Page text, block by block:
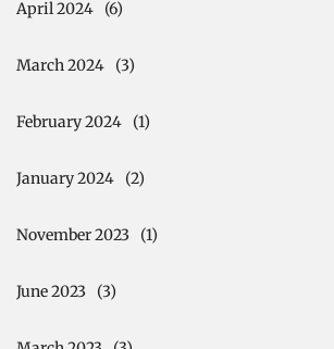
April 2024 (6)
March 2024 (3)
February 2024 (1)
January 2024 (2)
November 2023 (1)
June 2023 (3)